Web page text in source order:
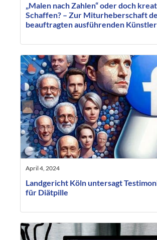
„Malen nach Zahlen“ oder doch
Schaffen? – Zur Miturheberschaft
beauftragten ausführenden
April 4, 2024
Landgericht Köln untersagt
für Diätpille